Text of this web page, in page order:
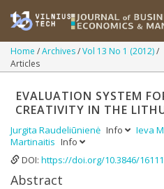
Home Archives Vol 13 No 1 (2012)
Articles
EVALUATION SYSTEM
CREATIVITY IN THE
Jurgita Raudeliūnienė Info Ieva
Martinaitis Info
DOI: https://doi.org/10.3846/
Abstract